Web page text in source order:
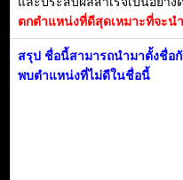
ตกตำแหน่งที่ดีสุดเหมาะที่จะน
สรุป ชื่อนี้สามารถนำมาตั้งชื่อกั
พบตำแหน่งที่ไม่ดีในชื่อนี้